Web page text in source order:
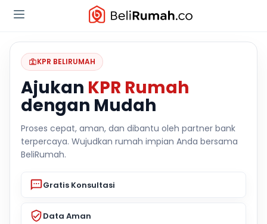
KPR BELIRUMAH
Ajukan KPR Rumah
dengan Mudah
Proses cepat, aman, dan dibantu oleh partner bank
terpercaya. Wujudkan rumah impian Anda bersama
BeliRumah.
Gratis Konsultasi
Data Aman